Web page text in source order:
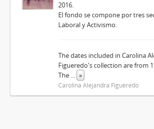
2016.
El fondo se compone por tres
Laboral y Activismo.
The dates included in Carolina
Figueredo's collection are from
The ... »
Carolina Alejandra Figueredo